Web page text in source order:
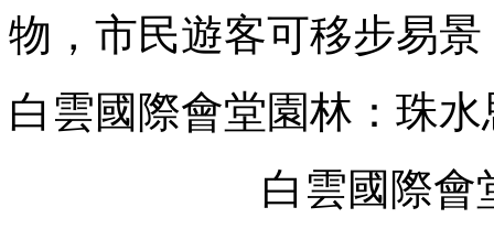
物，市民遊客可移步易
白雲國際會堂園林：珠水
白雲國際會